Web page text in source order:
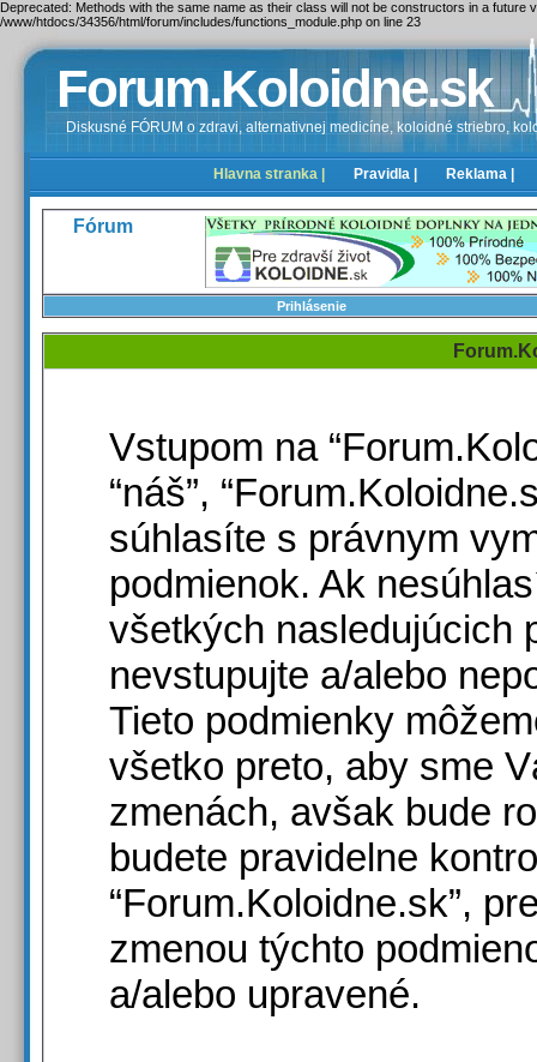
Deprecated: Methods with the same name as their class will not be constructors in a
/www/htdocs/34356/html/forum/includes/functions_module.php on line 23
Forum.Koloidne.sk
Diskusné FÓRUM o zdravi, alternativnej medicíne, koloidné striebro,
Hlavna stranka | Pravidla | Reklama |
Fórum
Prihlásenie
Vstupom na
“náš”,
súhlasíte s právnym
podmienok. Ak
všetkých nasledujúcich
nevstupujte a/alebo
Tieto podmienky
všetko preto, aby sme
zmenách, avšak bude
budete pravidelne
“Forum.Koloidne.sk”,
zmenou týchto
a/alebo upravené.